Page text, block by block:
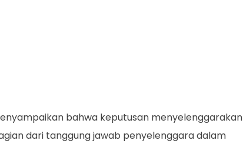
bahwa keputusan menyelenggarakan
dari tanggung jawab penyelenggara dalam